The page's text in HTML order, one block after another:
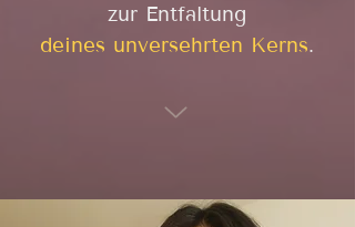
zur Entfaltung
deines unversehrten Kerns.